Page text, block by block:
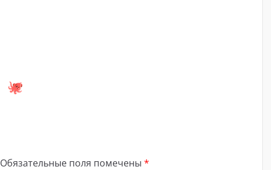
Обязательные поля помечены *